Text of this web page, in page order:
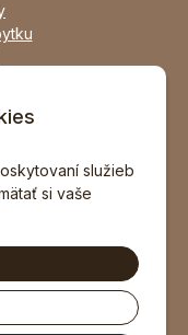
služieb
si vaše